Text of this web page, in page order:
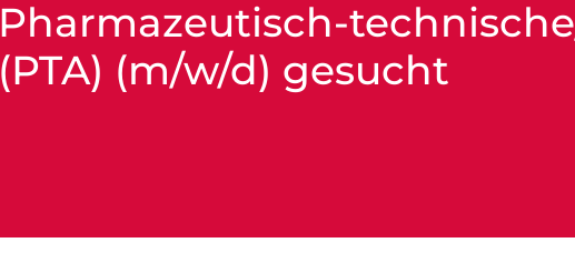
Pharmazeutisch-
(PTA) (m/w/d) gesucht